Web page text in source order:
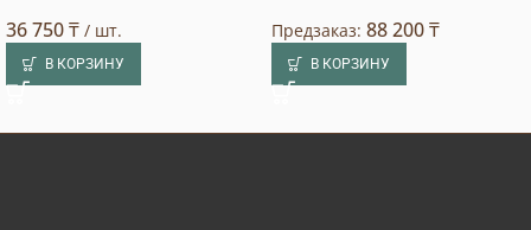
36 750₸ / шт.
В КОРЗИНУ
Предзаказ: 88 200₸
В КОРЗИНУ